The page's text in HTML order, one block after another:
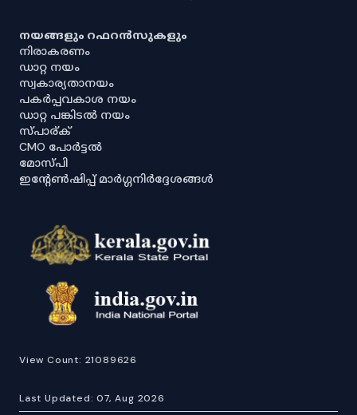
നയങ്ങളും റഫറൻസുകളും
നിരാകരണം
ഡാറ്റ നയം
സ്വകാര്യതാനയം
പകർപ്പവകാശ നയം
ഡാറ്റ പങ്കിടൽ നയം
സ്പാര്ക്
CMO പോർട്ടൽ
മോസ്പി
ഇൻ്റേൺഷിപ്പ് മാർഗ്ഗനിർദ്ദേശങ്ങൾ
View Count: 21089626
Last Updated:07, Aug 2026